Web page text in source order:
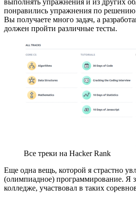
выполнять упражнения и из других
понравились упражнения по решению
Вы получаете много задач, а
должен пройти различные тесты.
Все треки на Hacker Rank
Еще одна вещь, которой я страстно
(олимпиадное) программирование. Я
колледже, участвовал в таких